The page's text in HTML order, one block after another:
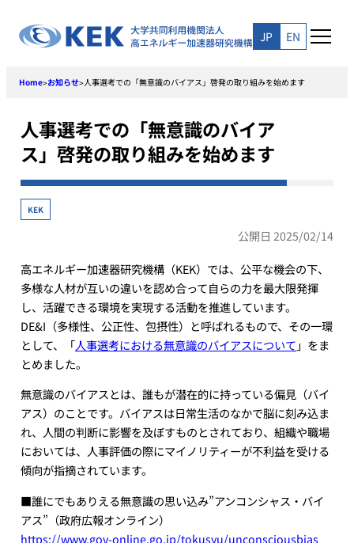
content
JP EN
Home>お知らせ>人事選考での「無意識のバイアス」啓発の取り組みを始めます
人事選考での「無意識のバイア
ス」啓発の取り組みを始めます
KEK
公開日 2025/02/14
高エネルギー加速器研究機構（KEK）では、公平な機会の下、
多様な人材が互いの違いを認め合って自らの力を最大限発揮
し、活躍できる環境を実現する活動を推進しています。
DE&I（多様性、公正性、包摂性）と呼ばれるもので、その一環
として、「人事選考における無意識のバイアスについて 」をま
とめました。
無意識のバイアスとは、誰もが潜在的に持っている偏見（バイ
アス）のことです。バイアスは日常生活のなかで脳に刻み込ま
れ、人間の判断に影響を及ぼすものとされており、組織や職場
においては、人事評価の際にマイノリティーが不利益を受ける
傾向が指摘されています。
■誰にでもありえる無意識の思い込み”アンコンシャス・バイ
アス”（政府広報オンライン）
https://www.gov-online.go.jp/tokusyu/unconsciousbias